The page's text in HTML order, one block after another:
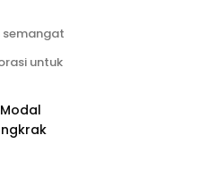
semangat
untuk